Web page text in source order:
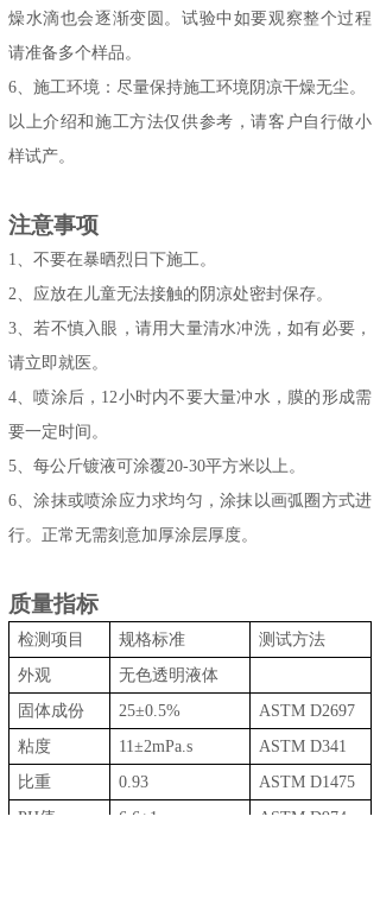
燥水滴也会逐渐变圆。试验中如要观察整个过程
请准备多个样品。
6、施工环境：尽量保持施工环境阴凉干燥无尘。
以上介绍和施工方法仅供参考，请客户自行做小
样试产。
注意事项
1、 不要在暴晒烈日下施工。
2、 应放在儿童无法接触的阴凉处密封保存。
3、若不慎入眼，请用大量清水冲洗，如有必要，
请立即就医。
4、喷涂后， 12小时内不要大量冲水，膜的形成需
要一定时间。
5、 每公斤镀液可涂覆20-30平方米以上。
6、涂抹或喷涂应力求均匀，涂抹以画弧圈方式进
行。正常无需刻意加厚涂层厚度。
质量指标
检测项目 规格标准
测试方法
外观
无色透明液体
固体成份
25±0.5%
ASTM D2697
粘度
11±2mPa.s
ASTM D341
比重
0.93
ASTM D1475
PH值
6.6±1 ASTM D974